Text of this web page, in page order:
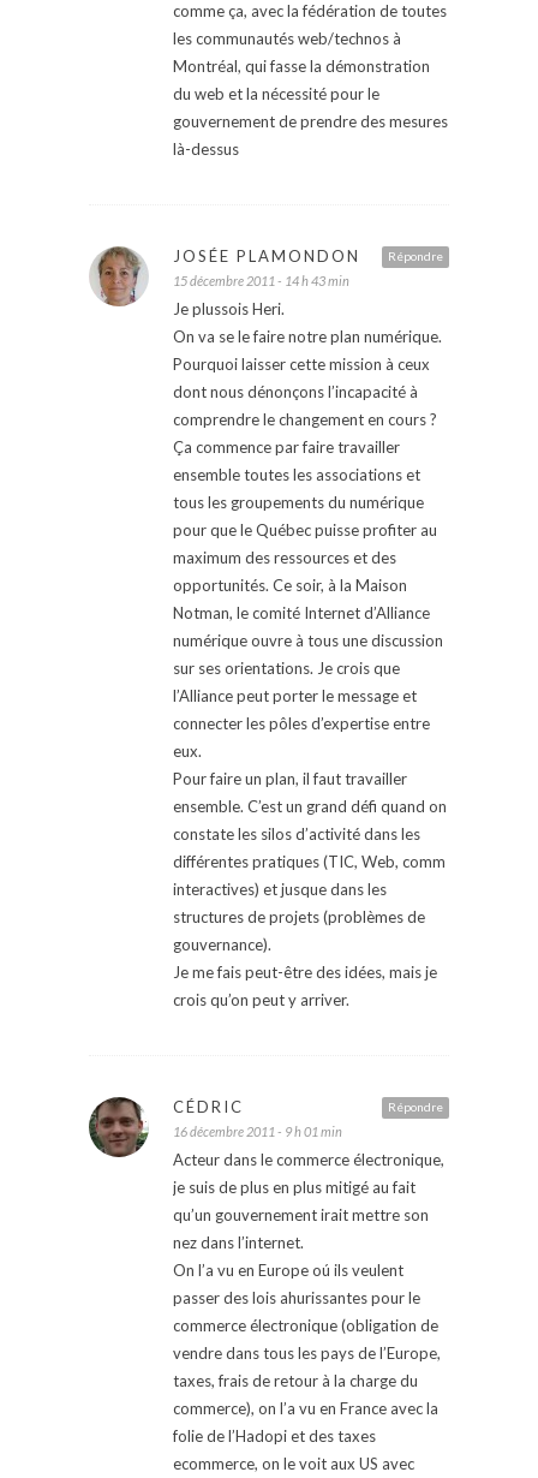
comme ça, avec la fédération de toutes
les communautés web/technos à
Montréal, qui fasse la démonstration
du web et la nécessité pour le
gouvernement de prendre des mesures
là-dessus
Répondre
JOSÉE PLAMONDON
15 décembre 2011 - 14 h 43 min
Je plussois Heri.
On va se le faire notre plan numérique.
Pourquoi laisser cette mission à ceux
dont nous dénonçons l’incapacité à
comprendre le changement en cours ?
Ça commence par faire travailler
ensemble toutes les associations et
tous les groupements du numérique
pour que le Québec puisse profiter au
maximum des ressources et des
opportunités. Ce soir, à la Maison
Notman, le comité Internet d’Alliance
numérique ouvre à tous une discussion
sur ses orientations. Je crois que
l’Alliance peut porter le message et
connecter les pôles d’expertise entre
eux.
Pour faire un plan, il faut travailler
ensemble. C’est un grand défi quand on
constate les silos d’activité dans les
différentes pratiques (TIC, Web, comm
interactives) et jusque dans les
structures de projets (problèmes de
gouvernance).
Je me fais peut-être des idées, mais je
crois qu’on peut y arriver.
Répondre
CÉDRIC
16 décembre 2011 - 9 h 01 min
Acteur dans le commerce électronique,
je suis de plus en plus mitigé au fait
qu’un gouvernement irait mettre son
nez dans l’internet.
On l’a vu en Europe oú ils veulent
passer des lois ahurissantes pour le
commerce électronique (obligation de
vendre dans tous les pays de l’Europe,
taxes, frais de retour à la charge du
commerce), on l’a vu en France avec la
folie de l’Hadopi et des taxes
ecommerce, on le voit aux US avec